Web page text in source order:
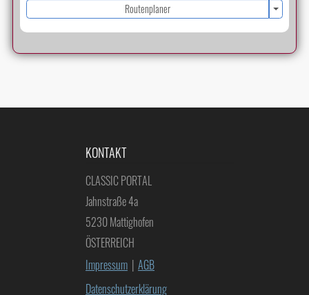
Routenplaner
KONTAKT
CLASSIC PORTAL
Jahnstraße 4a
5230 Mattighofen
ÖSTERREICH
Impressum | AGB
Datenschutzerklärung